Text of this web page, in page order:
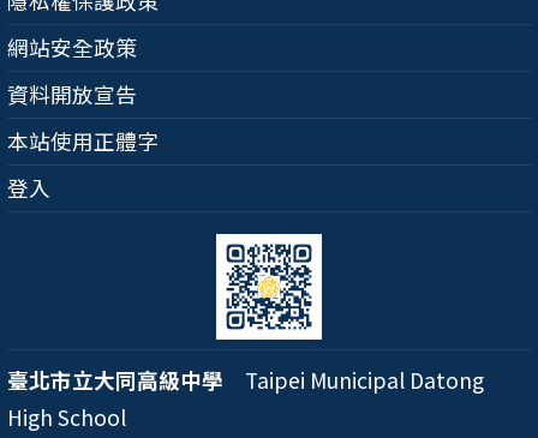
網站安全政策
資料開放宣告
本站使用正體字
登入
臺北市立大同高級中學 Taipei Municipal Datong
High School